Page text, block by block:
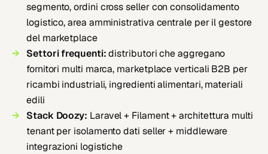
segmento, ordini cross seller con consolidamento
logistico, area amministrativa centrale per il gestore
del marketplace
Settori frequenti:distributori che aggregano
fornitori multi marca, marketplace verticali B2B per
ricambi industriali, ingredienti alimentari, materiali
edili
Stack Doozy: Laravel + Filament + architettura multi
tenant per isolamento dati seller + middleware
integrazioni logistiche